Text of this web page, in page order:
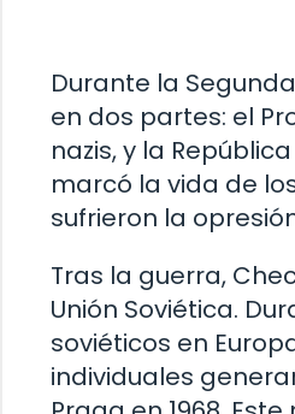
Durante la
en dos partes: el
nazis, y la
marcó la vida de
sufrieron la
Tras la guerra,
Unión Soviética.
soviéticos en
individuales